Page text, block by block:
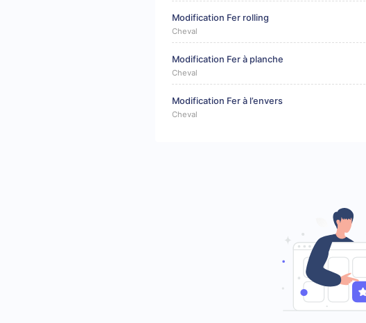
Modification Fer rolling
Cheval
Modification Fer à planche
Cheval
Modification Fer à l’envers
Cheval